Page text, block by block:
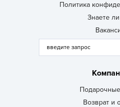
Политика
Знаете
Возврат и